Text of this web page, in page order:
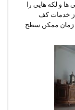
و لکه هایی را
خدمات کف
زمان ممکن سطح